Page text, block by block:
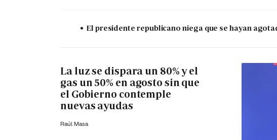
El presidente republicano niega que se hayan
La luz se dispara un 80% y el
gas un 50% en agosto sin que
el Gobierno contemple
nuevas ayudas
Raúl Masa